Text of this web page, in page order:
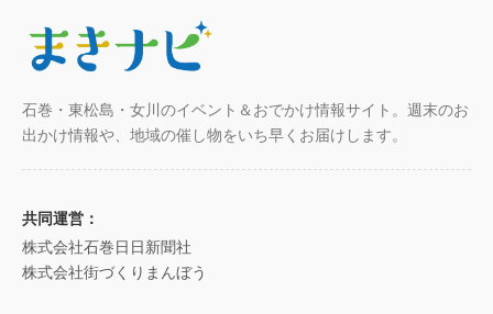
石巻・東松島・女川のイベント＆おでかけ情報サイト。週末のお
出かけ情報や、地域の催し物をいち早くお届けします。
共同運営：
株式会社石巻日日新聞社
株式会社街づくりまんぼう